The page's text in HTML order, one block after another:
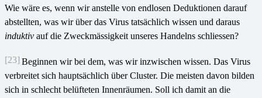
Wie wäre es, wenn wir anstelle von endlosen Deduktionen darauf
abstellten, was wir über das Virus tatsächlich wissen und daraus
induktiv auf die Zweckmässigkeit unseres Handelns schliessen?
[23] Beginnen wir bei dem, was wir inzwischen wissen. Das Virus
verbreitet sich hauptsächlich über Cluster. Die meisten davon bilden
sich in schlecht belüfteten Innenräumen. Soll ich damit an die